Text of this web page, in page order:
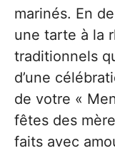
marinés. En
une tarte à la
traditionnels
d’une
de votre «
fêtes des
faits avec